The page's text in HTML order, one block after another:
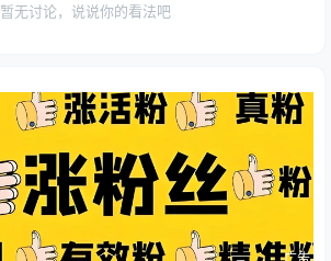
暂无讨论，说说你的看法吧